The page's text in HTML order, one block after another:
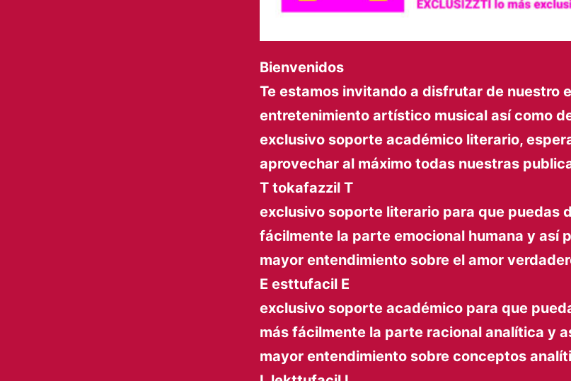
Bienvenidos
Te estamos invitando a disfrutar de nuestro
entretenimiento artístico musical así como
exclusivo soporte académico literario,
aprovechar al máximo todas nuestras
T tokafazzil T
exclusivo soporte literario para que puedas
fácilmente la parte emocional humana y así
mayor entendimiento sobre el amor
E esttufacil E
exclusivo soporte académico para que
más fácilmente la parte racional analítica y
mayor entendimiento sobre conceptos